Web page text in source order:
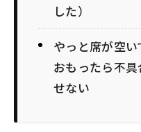
した）
やっと席が空
おもったら不
せない